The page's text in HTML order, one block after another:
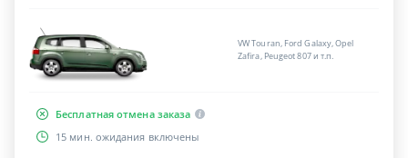
VW Touran, Ford Galaxy, Opel
Zafira, Peugeot 807 и т.п.
Бесплатная отмена заказа
15 мин. ожидания включены